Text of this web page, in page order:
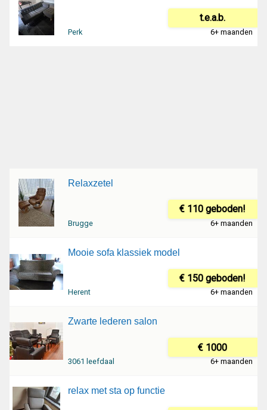
t.e.a.b.
Perk 6+ maanden
Relaxzetel
€ 110 geboden!
Brugge 6+ maanden
Mooie sofa klassiek model
€ 150 geboden!
Herent 6+ maanden
Zwarte lederen salon
€ 1000
3061 leefdaal 6+ maanden
relax met sta op functie